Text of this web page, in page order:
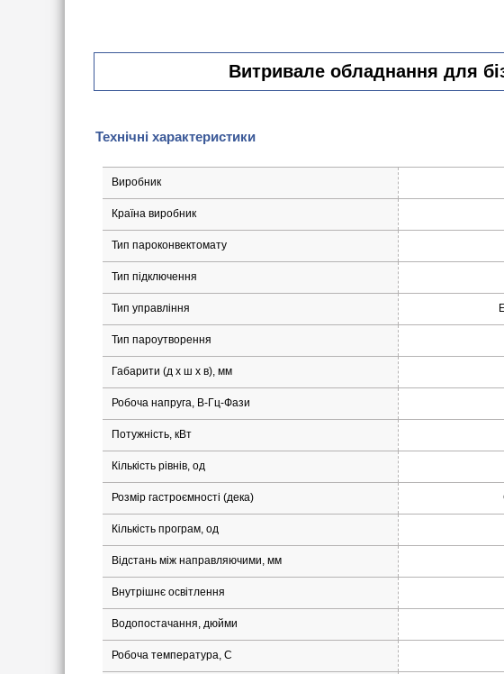
Витривале обладнання для
Технічні характеристики
Виробник
Країна виробник
Тип пароконвектомату
Тип підключення
Тип управління
Тип пароутворення
Габарити (д х ш x в), мм
Робоча напруга, В-Гц-Фази
Потужність, кВт
Кількість рівнів, од
Розмір гастроємності (дека)
Кількість програм, од
Відстань між направляючими, мм
Внутрішнє освітлення
Водопостачання, дюйми
Робоча температура, С